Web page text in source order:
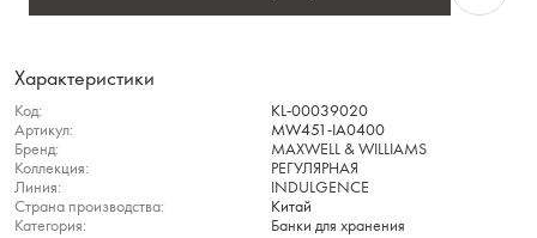
Характеристики
Код:
KL-00039020
Артикул:
MW451-IA0400
Бренд:
MAXWELL & WILLIAMS
Коллекция:
РЕГУЛЯРНАЯ
Линия:
INDULGENCE
Страна производства:
Китай
Категория:
Банки для хранения